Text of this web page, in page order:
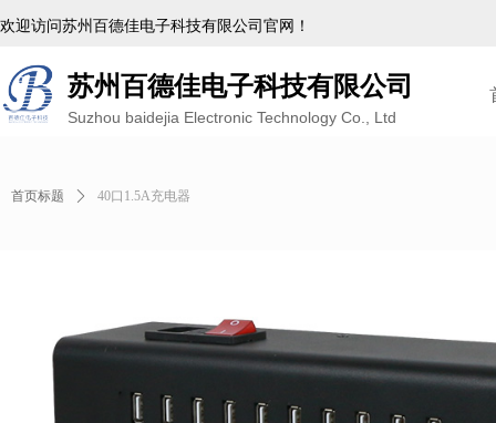
苏州百德佳电子科技有限公司
Suzhou baidejia Electronic Technology Co., Ltd
欢迎访问苏州百德佳电子科技有限公司官网！
首页标题 ꄲ 40口1.5A充电器